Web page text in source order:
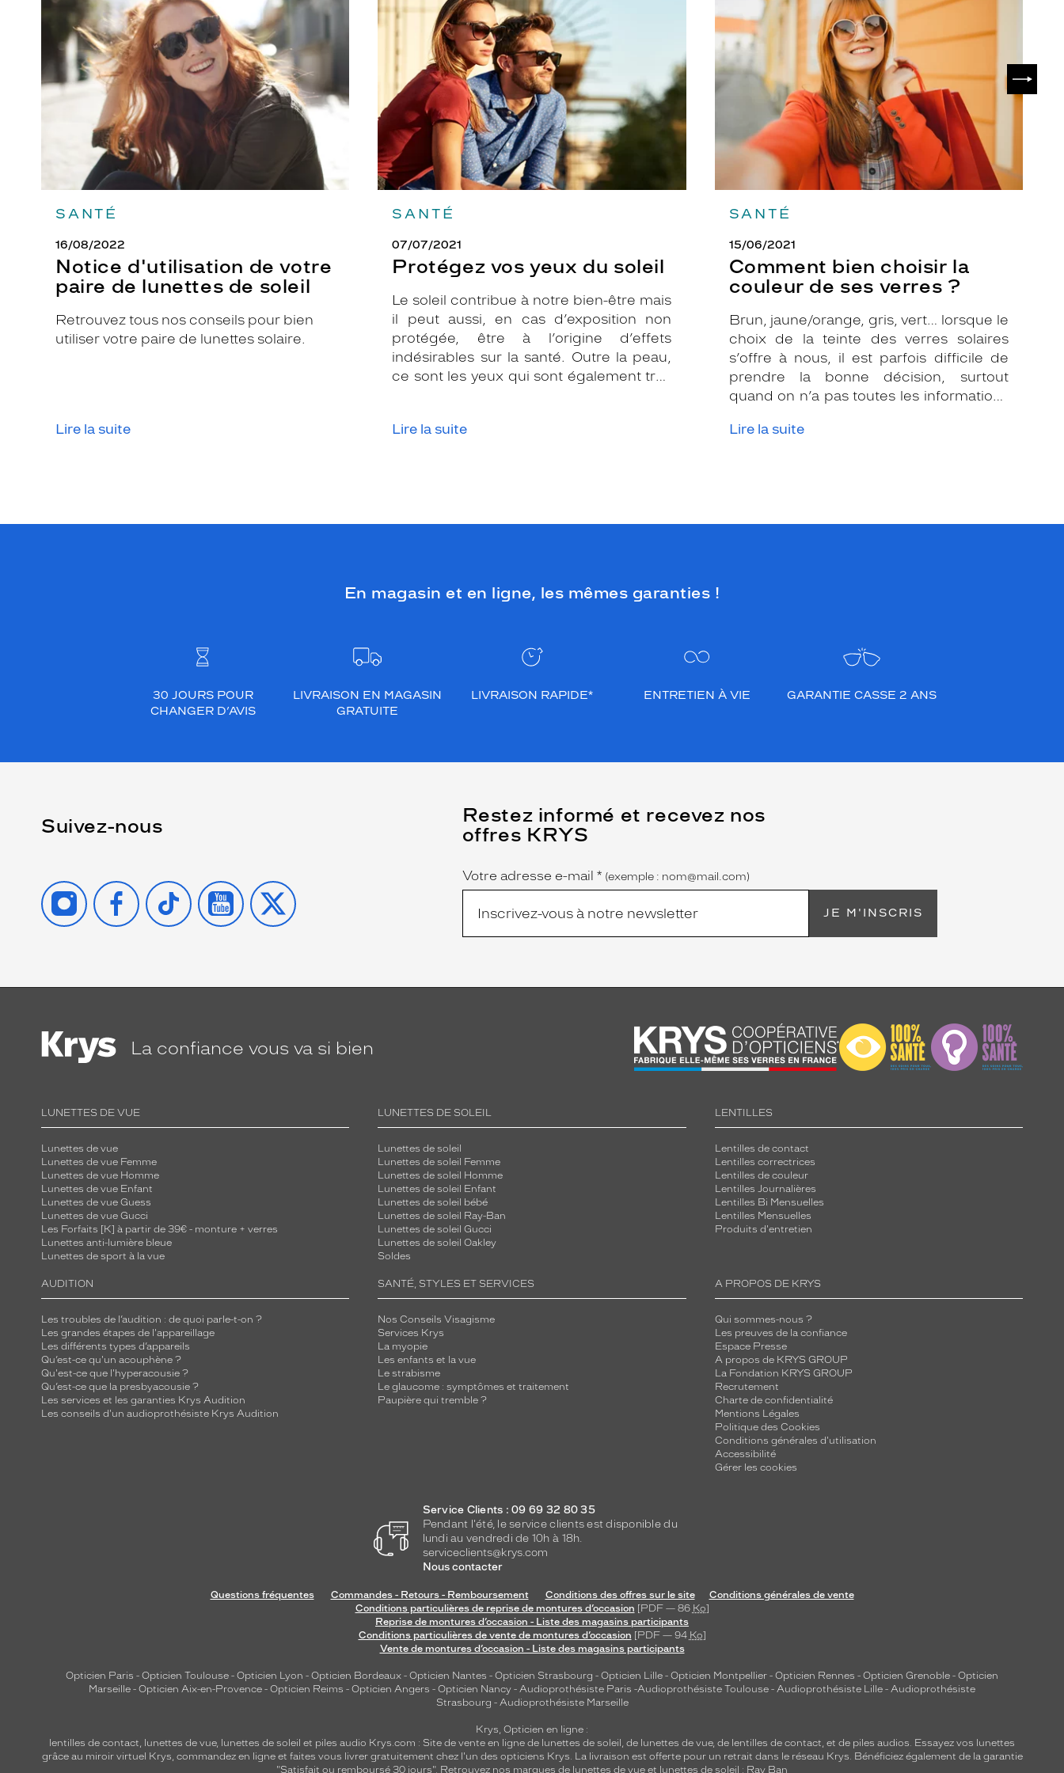
SANTÉ
16/08/2022
Notice d'utilisation de votre
paire de lunettes de soleil
Retrouvez tous nos conseils pour bien
utiliser votre paire de lunettes solaire.
Lire la suite
d'utilisation
votre
paire
de
lunettes
de
SANTÉ
07/07/2021
Protégez vos yeux du soleil
Le soleil contribue à notre bien-être mais
il peut aussi, en cas d’exposition non
protégée, être à l’origine d’effets
indésirables sur la santé. Outre la peau,
ce sont les yeux qui sont également très
que le temps est couvert, il est donc
Lire la suite
vos
yeux
soleil
SANTÉ
15/06/2021
Comment bien choisir la
couleur de ses verres ?
Brun, jaune/orange, gris, vert… lorsque le
choix de la teinte des verres solaires
s’offre à nous, il est parfois difficile de
prendre la bonne décision, surtout
quand on n’a pas toutes les informations
pour vous conseiller et apporter leur
Lire la suite
choisir
la
couleur
de
verres
En magasin et en ligne, les mêmes garanties !
30 JOURS POUR
CHANGER D’AVIS
LIVRAISON EN MAGASIN
GRATUITE
LIVRAISON RAPIDE* ENTRETIEN À VIE GARANTIE CASSE 2 ANS
Suivez-nous
INSTAGRAMFACEBOOK
TIKTOK YOUTUBE
X
Restez informé et recevez nos
offres KRYS
Name
Votre adresse e-mail *
(Ce
champ
est
obligatoire)
(exemple : nom@mail.com)
JE M'INSCRIS
La confiance vous va si bien
LUNETTES DE VUE
Lunettes de vue
Lunettes de vue Femme
Lunettes de vue Homme
Lunettes de vue Enfant
Lunettes de vue Guess
Lunettes de vue Gucci
Les Forfaits [K] à partir de 39€ - monture + verres
Lunettes anti-lumière bleue
Lunettes de sport à la vue
LUNETTES DE SOLEIL
Lunettes de soleil
Lunettes de soleil Femme
Lunettes de soleil Homme
Lunettes de soleil Enfant
Lunettes de soleil bébé
Lunettes de soleil Ray-Ban
Lunettes de soleil Gucci
Lunettes de soleil Oakley
Soldes
LENTILLES
Lentilles de contact
Lentilles correctrices
Lentilles de couleur
Lentilles Journalières
Lentilles Bi Mensuelles
Lentilles Mensuelles
Produits d'entretien
AUDITION
Les troubles de l’audition : de quoi parle-t-on ?
Les grandes étapes de l'appareillage
Les différents types d’appareils
Qu’est-ce qu'un acouphène ?
Qu'est-ce que l'hyperacousie ?
Qu’est-ce que la presbyacousie ?
Les services et les garanties Krys Audition
Les conseils d'un audioprothésiste Krys Audition
SANTÉ, STYLES ET SERVICES
Nos Conseils Visagisme
Services Krys
La myopie
Les enfants et la vue
Le strabisme
Le glaucome : symptômes et traitement
Paupière qui tremble ?
A PROPOS DE KRYS
Qui sommes-nous ?
Les preuves de la confiance
Espace Presse
A propos de KRYS GROUP
La Fondation KRYS GROUP
Recrutement
Charte de confidentialité
Mentions Légales
Politique des Cookies
Conditions générales d'utilisation
Accessibilité
Gérer les cookies
Service Clients : 09 69 32 80 35
Pendant l'été, le service clients est disponible du
lundi au vendredi de 10h à 18h.
serviceclients@krys.com
Nous contacter
Questions fréquentes Commandes - Retours - Remboursement Conditions des offres sur le site
Conditions générales de vente
Conditions particulières de reprise de montures d’occasion [PDF — 86 Ko]
Reprise de montures d’occasion - Liste des magasins participants
Conditions particulières de vente de montures d’occasion [PDF — 94 Ko]
Vente de montures d’occasion - Liste des magasins participants
Opticien Paris - Opticien Toulouse - Opticien Lyon - Opticien Bordeaux - Opticien Nantes - Opticien Strasbourg - Opticien Lille - Opticien Montpellier - Opticien Rennes - Opticien Grenoble - Opticien
Marseille - Opticien Aix-en-Provence - Opticien Reims - Opticien Angers - Opticien Nancy - Audioprothésiste Paris -Audioprothésiste Toulouse - Audioprothésiste Lille - Audioprothésiste
Strasbourg - Audioprothésiste Marseille
Krys, Opticien en ligne :
lentilles de contact, lunettes de vue, lunettes de soleil et piles audio Krys.com : Site de vente en ligne de lunettes de soleil, de lunettes de vue, de lentilles de contact, et de piles audios. Essayez vos lunettes
grâce au miroir virtuel Krys, commandez en ligne et faites vous livrer gratuitement chez l'un des opticiens Krys. La livraison est offerte pour un retrait dans le réseau Krys. Bénéficiez également de la garantie
"Satisfait ou remboursé 30 jours". Retrouvez nos marques de lunettes de vue et lunettes de soleil : Ray Ban